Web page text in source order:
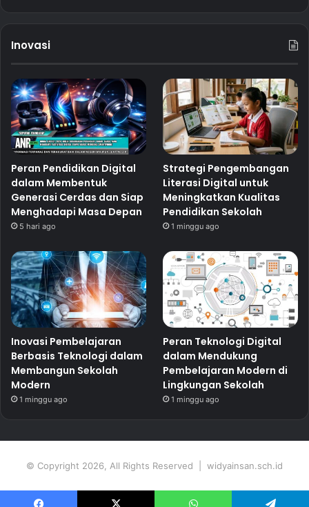
Inovasi
Peran Pendidikan Digital
dalam Membentuk
Generasi Cerdas dan Siap
Menghadapi Masa Depan
5 hari ago
Strategi Pengembangan
Literasi Digital untuk
Meningkatkan Kualitas
Pendidikan Sekolah
1 minggu ago
Inovasi Pembelajaran
Berbasis Teknologi dalam
Membangun Sekolah
Modern
1 minggu ago
Peran Teknologi Digital
dalam Mendukung
Pembelajaran Modern di
Lingkungan Sekolah
1 minggu ago
© Copyright 2026, All Rights Reserved | widyainsan.sch.id